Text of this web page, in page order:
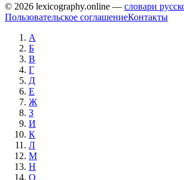
© 2026 lexicography.online — словари
Пользовательское соглашениеКонтакты
А
Б
В
Г
Д
Е
Ж
З
И
К
Л
М
Н
О